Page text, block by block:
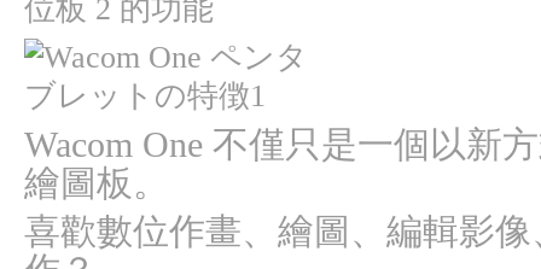
Wacom One 不僅只是一個以新
繪圖板。
喜歡數位作畫、繪圖、編輯影